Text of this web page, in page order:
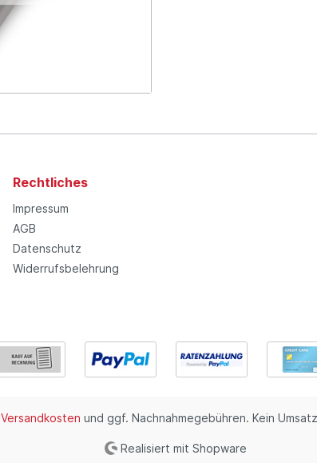
Rechtliches
Impressum
AGB
Datenschutz
Widerrufsbelehrung
Versandkosten und ggf. Nachnahmegebühren. Kein
Realisiert mit Shopware